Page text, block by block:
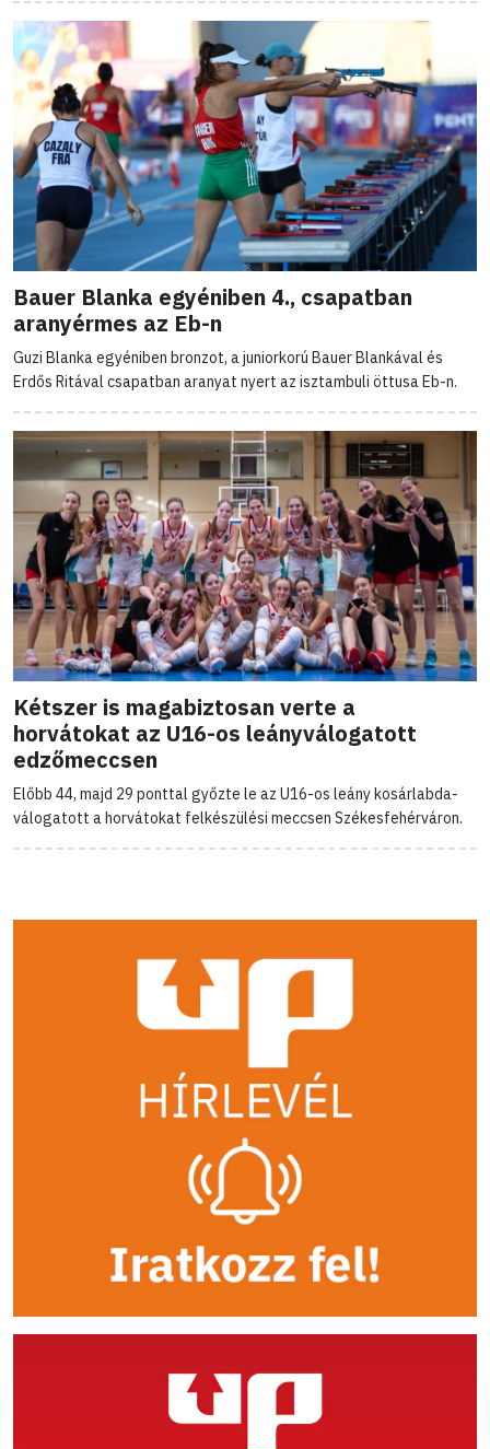
Bauer Blanka egyéniben 4., csapatban
aranyérmes az Eb-n
Guzi Blanka egyéniben bronzot, a juniorkorú Bauer Blankával és
Erdős Ritával csapatban aranyat nyert az isztambuli öttusa Eb-n.
Kétszer is magabiztosan verte a
horvátokat az U16-os leányválogatott
edzőmeccsen
Előbb 44, majd 29 ponttal győzte le az U16-os leány kosárlabda-
válogatott a horvátokat felkészülési meccsen Székesfehérváron.